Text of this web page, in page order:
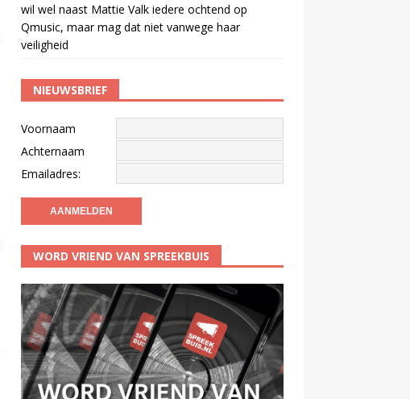
wil wel naast Mattie Valk iedere ochtend op
Qmusic, maar mag dat niet vanwege haar
veiligheid
NIEUWSBRIEF
Voornaam
Achternaam
Emailadres:
WORD VRIEND VAN SPREEKBUIS